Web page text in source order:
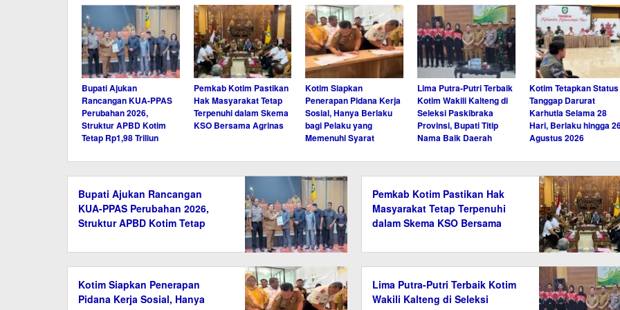
Bupati Ajukan
Rancangan KUA-PPAS
Perubahan 2026,
Struktur APBD Kotim
Tetap Rp1,98 Triliun
Pemkab Kotim Pastikan
Hak Masyarakat Tetap
Terpenuhi dalam Skema
KSO Bersama Agrinas
Kotim Siapkan
Penerapan Pidana Kerja
Sosial, Hanya Berlaku
bagi Pelaku yang
Memenuhi Syarat
Lima Putra-Putri Terbaik
Kotim Wakili Kalteng di
Seleksi Paskibraka
Provinsi, Bupati Titip
Nama Baik Daerah
Kotim Tetapkan Status
Tanggap Darurat
Karhutla Selama 28
Hari, Berlaku hingga
Agustus 2026
Bupati Ajukan Rancangan
KUA-PPAS Perubahan 2026,
Struktur APBD Kotim Tetap
Pemkab Kotim Pastikan Hak
Masyarakat Tetap Terpenuhi
dalam Skema KSO Bersama
Kotim Siapkan Penerapan
Pidana Kerja Sosial, Hanya
Lima Putra-Putri Terbaik Kotim
Wakili Kalteng di Seleksi